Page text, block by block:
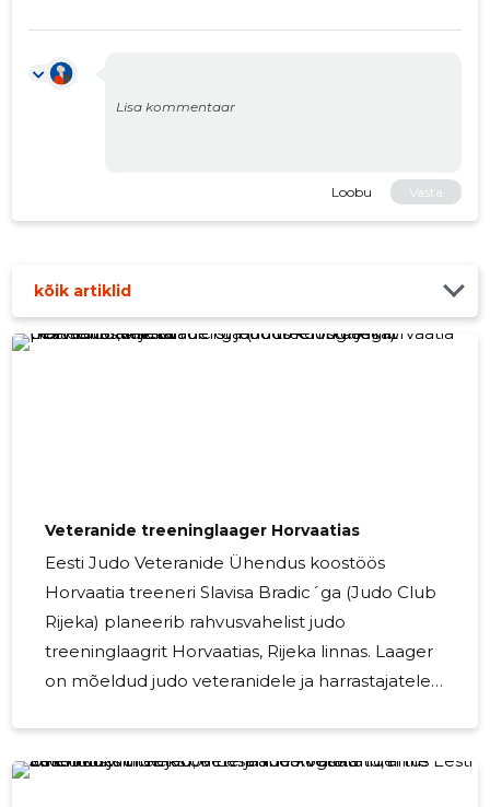
Loobu Vasta
kõik artiklid
Veteranide treeninglaager Horvaatias
Eesti Judo Veteranide Ühendus koostöös
Horvaatia treeneri Slavisa Bradic´ga (Judo Club
Rijeka) planeerib rahvusvahelist judo
treeninglaagrit Horvaatias, Rijeka linnas. Laager
on mõeldud judo veteranidele ja harrastajatele
Itaalia, Austria ja Ungari). Eeldatav osalejate arv